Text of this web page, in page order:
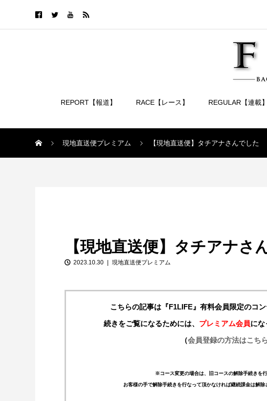
REPORT【報道】 RACE【レース】 REGULAR【連載】
現地直送便プレミアム 【現地直送便】タチアナさんでした
【現地直送便】タチアナさ
2023.10.30 現地直送便プレミアム
こちらの記事は『F1LIFE』有料会員限定のコン
続きをご覧になるためには、 プレミアム会員にな
（会員登録の方法はこち
※コース変更の場合は、旧コースの解除手続きを行
お客様の手で解除手続きを行なって頂かなければ継続課金は解除
【特別企画】2026年ホンダの現在地
①「アストンマーティンとの交渉4...